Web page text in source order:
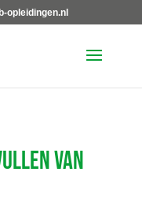
opleidingen.nl
van